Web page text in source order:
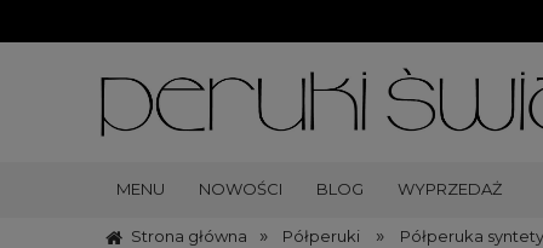
MENU NOWOŚCI BLOG WYPRZEDAŻ
Strona główna » Półperuki » Półperuka